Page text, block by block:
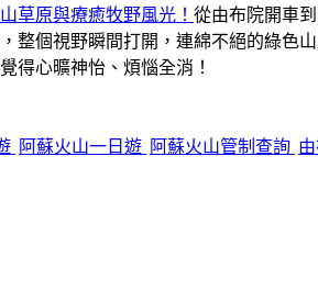
草原與療癒牧野風光！ 從由布院開車
整個視野瞬間打開，連綿不絕的綠色
得心曠神怡、煩惱全消！
阿蘇火山一日遊 阿蘇火山管制查詢